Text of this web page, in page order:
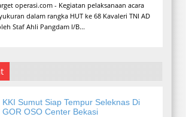
operasi.com - Kegiatan pelaksanaan acara
dalam rangka HUT ke 68 Kavaleri TNI AD
Staf Ahli Pangdam I/B...
KKI Sumut Siap Tempur Seleknas Di
GOR OSO Center Bekasi